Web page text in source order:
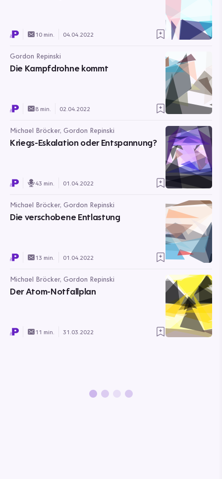
10 min. 04.04.2022
Gordon Repinski
Die Kampfdrohne kommt
8 min. 02.04.2022
Michael Bröcker, Gordon Repinski
Kriegs-Eskalation oder Entspannung?
43 min. 01.04.2022
Michael Bröcker, Gordon Repinski
Die verschobene Entlastung
13 min. 01.04.2022
Michael Bröcker, Gordon Repinski
Der Atom-Notfallplan
11 min. 31.03.2022